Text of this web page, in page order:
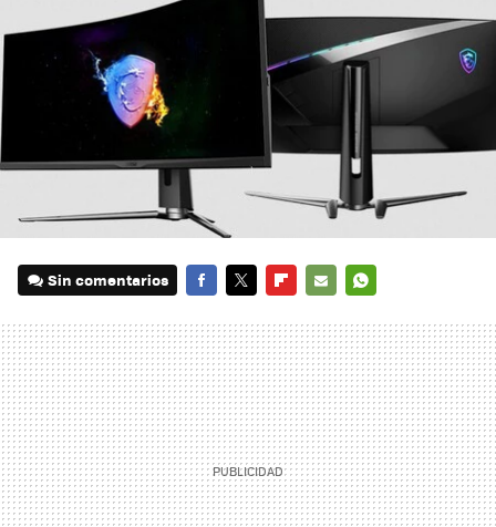
Sin comentarios
MAIL